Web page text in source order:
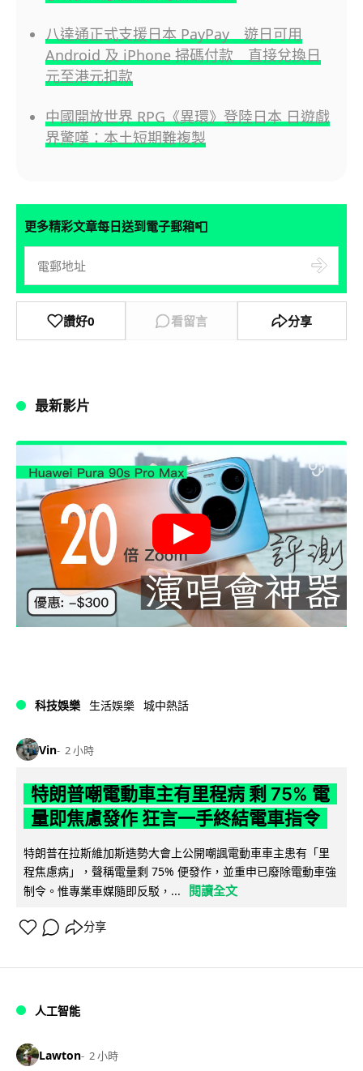
八達通正式支援日本 PayPay 遊日可用
Android 及 iPhone 掃碼付款 直接兌換日
元至港元扣款
中國開放世界 RPG《異環》登陸日本 日遊戲
界驚嘆：本土短期難複製
更多精彩文章每日送到電子郵箱📮
讚好0 看留言 分享
最新影片
科技娛樂 生活娛樂 城中熱話
Vin 2 小時
特朗普嘲電動車主有里程病 剩 75% 電
量即焦慮發作 狂言一手終結電車指令
特朗普在拉斯維加斯造勢大會上公開嘲諷電動車車主患有「里
程焦慮病」，聲稱電量剩 75% 便發作，並重申已廢除電動車強
制令。惟專業車媒隨即反駁，...
閱讀全文
分享
人工智能
Lawton 2 小時